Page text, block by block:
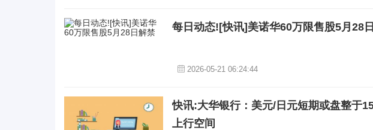
每日动态![快讯]美诺华60万限售股5月28
2026-05-21 06:24:44
快讯:大华银行：美元/日元短期或盘整于
上行空间